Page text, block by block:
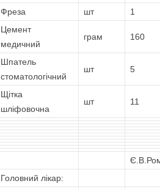
Фреза
шт
1
Цемент
медичний
грам 160
Шпатель
стоматологічний
шт 5
Щітка
шліфовочна
шт 11
Головний лікар: